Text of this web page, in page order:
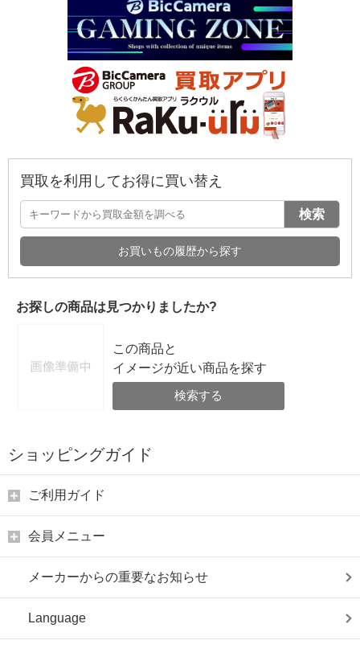
買取を利用してお得に買い替え
検索
お買いもの履歴から探す
お探しの商品は見つかりましたか?
この商品と
イメージが近い商品を探す
検索する
ショッピングガイド
ご利用ガイド
会員メニュー
メーカーからの重要なお知らせ
Language